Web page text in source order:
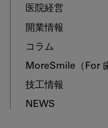
医院経営
開業情報
コラム
MoreSmile （For
技工情報
NEWS